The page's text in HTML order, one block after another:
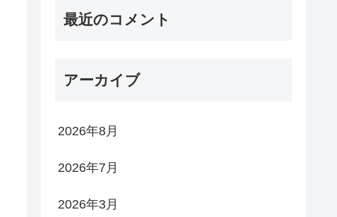
最近のコメント
アーカイブ
2026年8月
2026年7月
2026年3月